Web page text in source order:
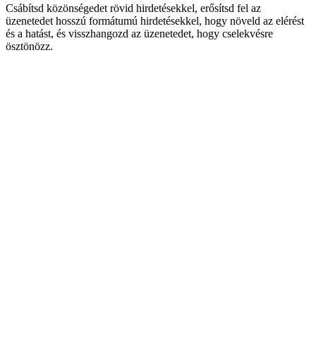
Csábítsd közönségedet rövid hirdetésekkel, erősítsd fel az
üzenetedet hosszú formátumú hirdetésekkel, hogy növeld az elérést
és a hatást, és visszhangozd az üzenetedet, hogy cselekvésre
ösztönözz.